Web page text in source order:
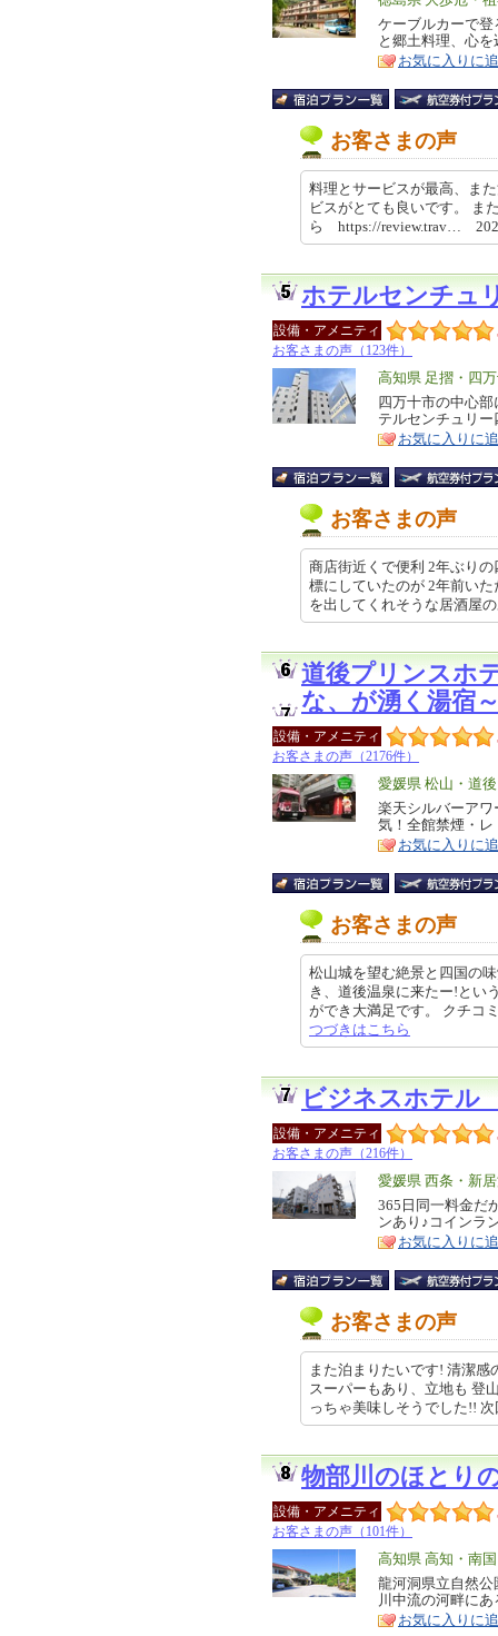
リ
ア
特
徴
ケーブルカーで
と郷土料理、心
お気に入りに
お客さまの声
料理とサービスが最高、ま
ビスがとても良いです。 ま
ら https://review.trav…
ホテルセンチュ
設備・アメニティ
お客さまの声（123件）
エ
リ
ア
高知県 足摺・四
特
徴
四万十市の中心
テルセンチュリー
お気に入りに
お客さまの声
商店街近くで便利 2年ぶり
標にしていたのが 2年前い
を出してくれそうな居酒屋
道後プリンスホ
な、が湧く湯宿
設備・アメニティ
お客さまの声（2176件）
エ
リ
ア
愛媛県 松山・道後
特
徴
楽天シルバーア
気！全館禁煙・
お気に入りに
お客さまの声
松山城を望む絶景と四国の
き、道後温泉に来たー!とい
ができ大満足です。 クチ
つづきはこちら
ビジネスホテ
設備・アメニティ
お客さまの声（216件）
エ
リ
ア
愛媛県 西条・新
特
徴
365日同一料金だ
ンあり♪コインラ
お気に入りに
お客さまの声
また泊まりたいです! 清潔
スーパーもあり、立地も 登
っちゃ美味しそうでした!!
物部川のほとり
設備・アメニティ
お客さまの声（101件）
エ
リ
ア
高知県 高知・南
特
徴
龍河洞県立自然
川中流の河畔に
お気に入りに